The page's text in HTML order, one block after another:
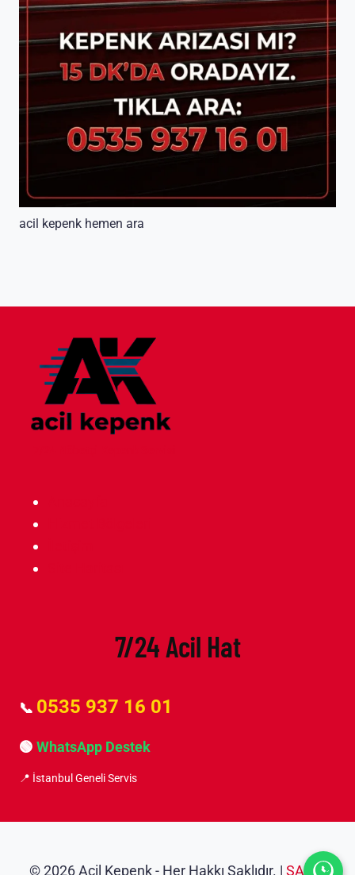
acil kepenk hemen ara
7/24 Acil Hat
📞 0535 937 16 01
🟢 WhatsApp Destek
📍 İstanbul Geneli Servis
© 2026 Acil Kepenk - Her Hakkı Saklıdır. | ŞANLI